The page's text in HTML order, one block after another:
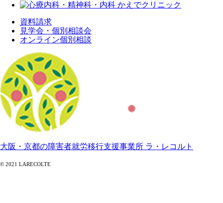
資料請求
見学会・個別相談会
オンライン個別相談
大阪・京都の障害者就労移行支援事業所 ラ・レコルト
© 2021 LARECOLTE